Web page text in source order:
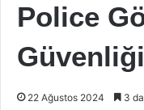
Police
22 Ağustos 2024 3